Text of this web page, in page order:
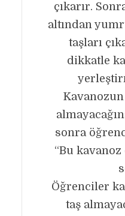
çıkarır.
altından
taşları
dikkatle
sonra
“Bu
Öğrenciler
taş